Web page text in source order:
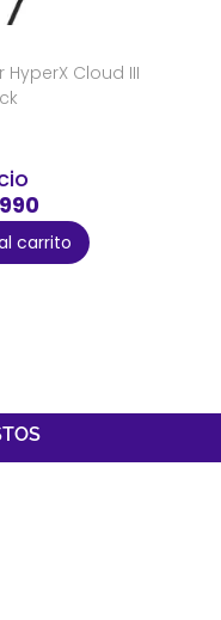
Cloud III
carrito